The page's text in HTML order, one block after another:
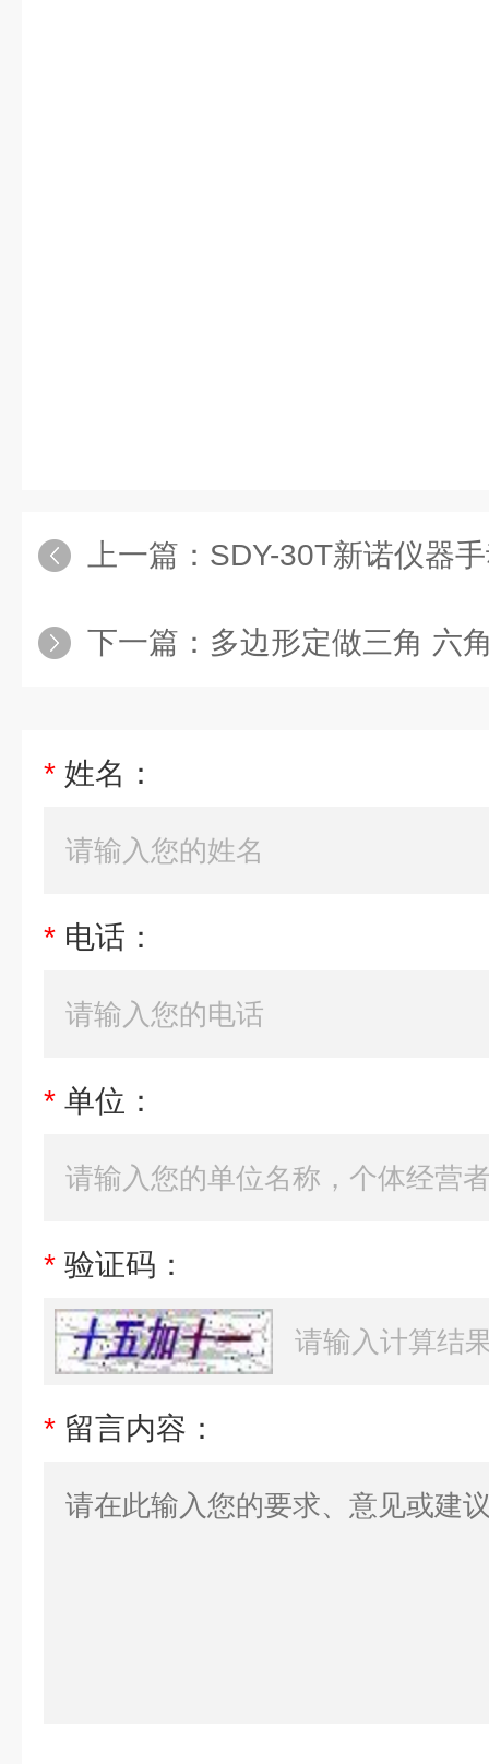
上一篇： SDY-30T新诺仪器手动
下一篇： 多边形定做三角 六
* 姓名：
* 电话：
* 单位：
* 验证码：
* 留言内容：